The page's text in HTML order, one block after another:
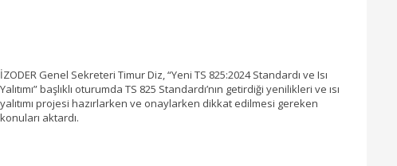
İZODER Genel Sekreteri Timur Diz, “Yeni TS 825:2024 Standardı ve Isı
Yalıtımı” başlıklı oturumda TS 825 Standardı’nın getirdiği yenilikleri ve ısı
yalıtımı projesi hazırlarken ve onaylarken dikkat edilmesi gereken
konuları aktardı.